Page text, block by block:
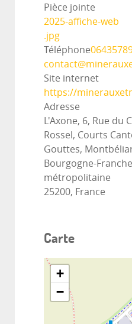
Pièce jointe
2025-affiche-web
.jpg
Téléphone
Site internet
https://
Adresse
L'Axone, 6, Rue du
Rossel, Courts
Gouttes,
Bourgogne-
métropolitaine
25200, France
Carte
+
−